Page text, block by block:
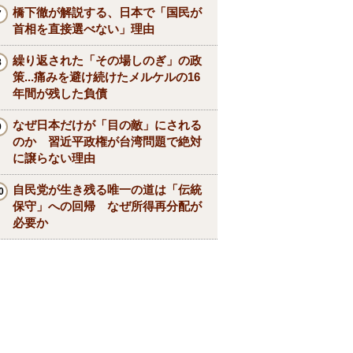
橋下徹が解説する、日本で「国民が
首相を直接選べない」理由
繰り返された「その場しのぎ」の政
策...痛みを避け続けたメルケルの16
年間が残した負債
なぜ日本だけが「目の敵」にされる
のか 習近平政権が台湾問題で絶対
に譲らない理由
自民党が生き残る唯一の道は「伝統
保守」への回帰 なぜ所得再分配が
必要か